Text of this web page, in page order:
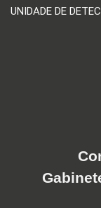
UNIDADE DE